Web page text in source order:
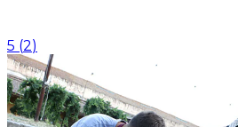
5 (2)